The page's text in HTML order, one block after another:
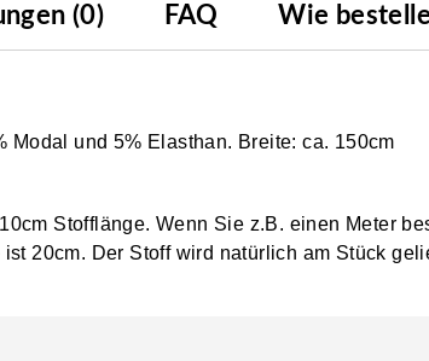
(0) FAQ Wie
Modal und 5% Elasthan. Breite: ca. 150cm
Stofflänge. Wenn Sie z.B. einen Meter
20cm. Der Stoff wird natürlich am Stück